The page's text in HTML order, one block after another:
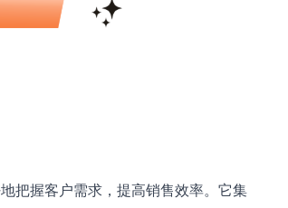
把握客户需求，提高销售效率。它集